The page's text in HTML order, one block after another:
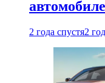
2 года спустя2